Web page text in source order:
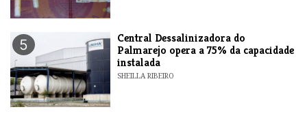
5
Central Dessalinizadora do
Palmarejo opera a 75% da capacidade
instalada
SHEILLA RIBEIRO